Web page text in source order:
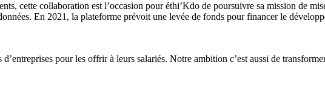
cette collaboration est l’occasion pour éthi’Kdo de poursuivre sa mission de
En 2021, la plateforme prévoit une levée de fonds pour financer le
pour les offrir à leurs salariés. Notre ambition c’est aussi de